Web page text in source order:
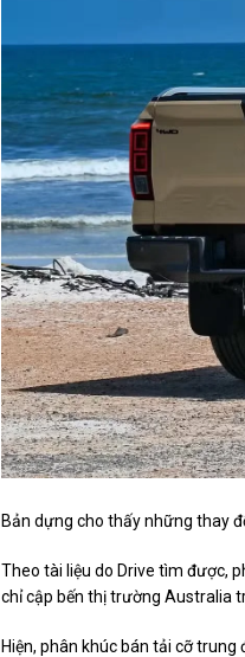
Bản dựng cho thấy những thay
Theo tài liệu do Drive tìm được,
chỉ cập bến thị trường Australia
Hiện, phân khúc bán tải cỡ